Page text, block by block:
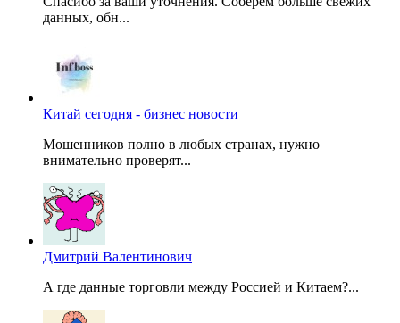
данных, обн...
Китай сегодня - бизнес новости
Мошенников полно в любых странах, нужно
внимательно проверят...
Дмитрий Валентинович
А где данные торговли между Россией и Китаем?...